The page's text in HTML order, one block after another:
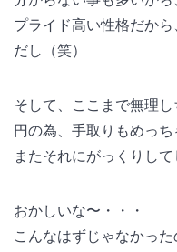
プライド高い性格だか
だし（笑）
そして、ここまで無理
円の為、手取りもめっち
またそれにがっくりして
おかしいな〜・・・
こんなはずじゃなかった